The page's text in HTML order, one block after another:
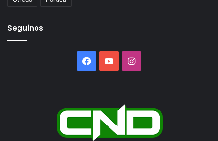
Seguinos
Facebook
YouTubeInstagram